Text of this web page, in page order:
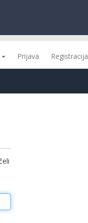
Prijava Registracija